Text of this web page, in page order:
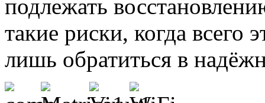
подлежать
такие риски, когда
лишь обратиться в